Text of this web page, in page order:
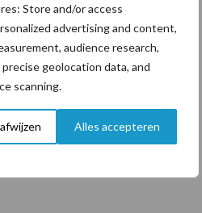
Store and/or access
advertising and content,
audience research,
geolocation data, and
scanning.
Alles accepteren
ziet volume en
groeien in
Nederlandse